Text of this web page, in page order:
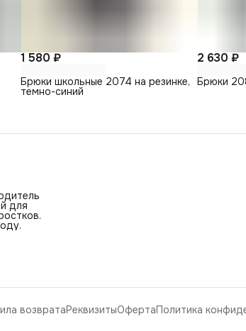
1 580 ₽
Брюки школьные 2074 на резинке,
темно-синий
2 630 ₽
Брюки
для
возвратаРеквизитыОфертаПолитика